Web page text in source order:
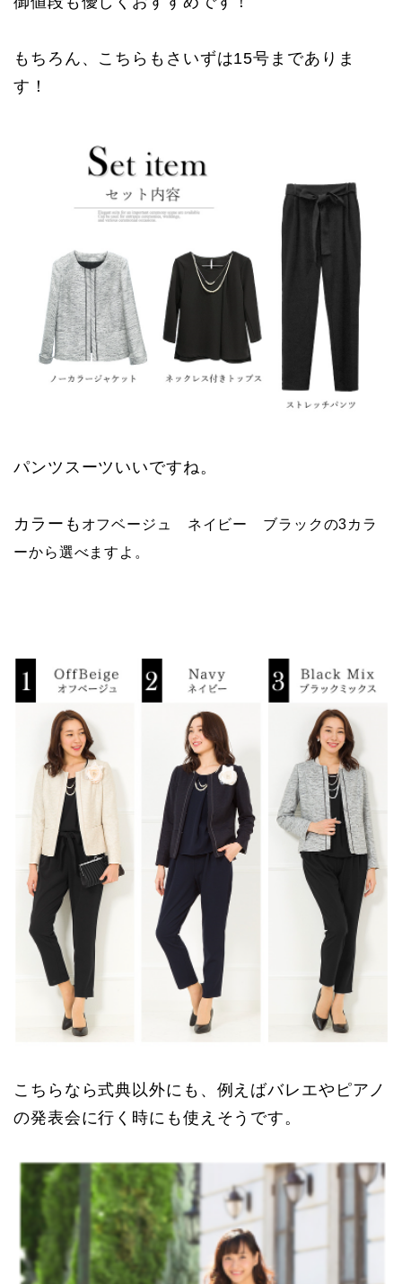
もちろん、こちらもさいずは15号までありま
す！
パンツスーツいいですね。
カラーも オフベージュ ネイビー ブラックの3カラ
ーから選べますよ。
こちらなら式典以外にも、例えばバレエやピアノ
の発表会に行く時にも使えそうです。